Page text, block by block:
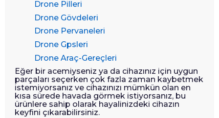
Drone Pilleri
Drone Gövdeleri
Drone Pervaneleri
Drone Gpsleri
Drone Araç-Gereçleri
Eğer bir acemiyseniz ya da cihazınız için uygun
parçaları seçerken çok fazla zaman kaybetmek
istemiyorsanız ve cihazınızı mümkün olan en
kısa sürede havada görmek istiyorsanız, bu
ürünlere sahip olarak hayalinizdeki cihazın
keyfini çıkarabilirsiniz.